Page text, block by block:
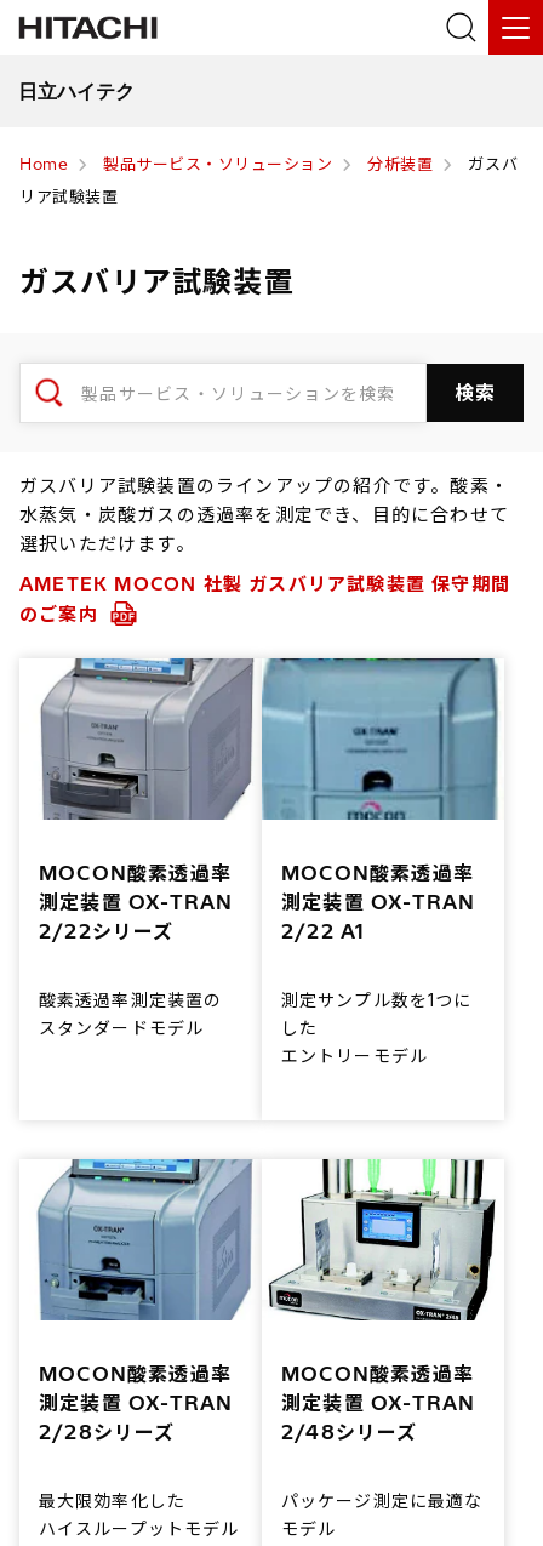
日立ハイテク
Home 製品サービス・ソリューション 分析装置
ガスバ
リア試験装置
ガスバリア試験装置
ガスバリア試験装置のラインアップの紹介です。酸素・
水蒸気・炭酸ガスの透過率を測定でき、目的に合わせて
選択いただけます。
AMETEK MOCON 社製 ガスバリア試験装置 保守期間
のご案内
MOCON酸素透過率
測定装置 OX-TRAN
2/22シリーズ
酸素透過率測定装置の
スタンダードモデル
の高いデータを提供しま
す。
MOCON酸素透過率
測定装置 OX-TRAN
2/22 A1
測定サンプル数を1つに
した
エントリーモデル
MOCON酸素透過率
測定装置 OX-TRAN
2/28シリーズ
最大限効率化した
ハイスループットモデル
MOCON酸素透過率
測定装置 OX-TRAN
2/48シリーズ
パッケージ測定に最適な
モデル